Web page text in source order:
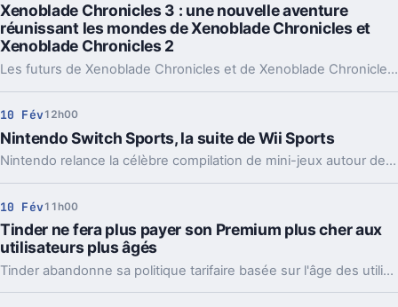
Xenoblade Chronicles 3 : une nouvelle aventure
réunissant les mondes de Xenoblade Chronicles et
Xenoblade Chronicles 2
Les futurs de Xenoblade Chronicles et de Xenoblade Chronicles 2 vont se connecter dans Xenoblade Chronicles 3.
10 Fév12h00
Nintendo Switch Sports, la suite de Wii Sports
Nintendo relance la célèbre compilation de mini-jeux autour des simulations de sport sur Switch.
10 Fév11h00
Tinder ne fera plus payer son Premium plus cher aux
utilisateurs plus âgés
Tinder abandonne sa politique tarifaire basée sur l'âge des utilisateurs. Elle devrait avoir totalement disparu à la fin du deuxième trimestre.